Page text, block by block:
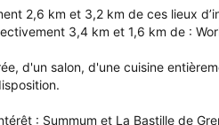
2,6 km et 3,2 km de ces lieux
3,4 km et 1,6 km de :
d'un salon, d'une cuisine
: Summum et La Bastille de